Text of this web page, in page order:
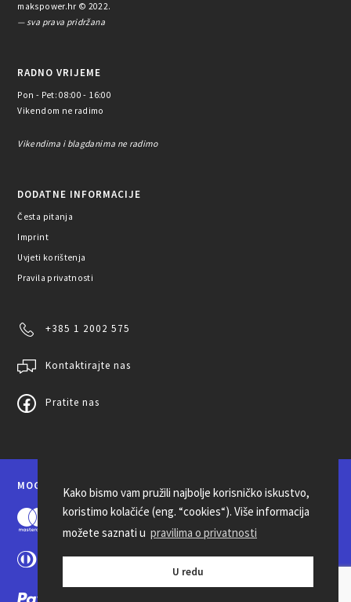
Kako bismo vam pružili najbolje korisničko iskustvo,
koristimo kolačiće (eng. “cookies“). Više informacija
možete saznati u pravilima o privatnosti
U redu
makspower.hr © 2022.
— sva prava pridržana
RADNO VRIJEME
Pon - Pet: 08:00 - 16:00
Vikendom ne radimo
Vikendima i blagdanima ne radimo
DODATNE INFORMACIJE
Česta pitanja
Imprint
Uvjeti korištenja
Pravila privatnosti
+385 1 2002 575
Kontaktirajte nas
Pratite nas
MOGUĆNOSTI PLAĆANJA